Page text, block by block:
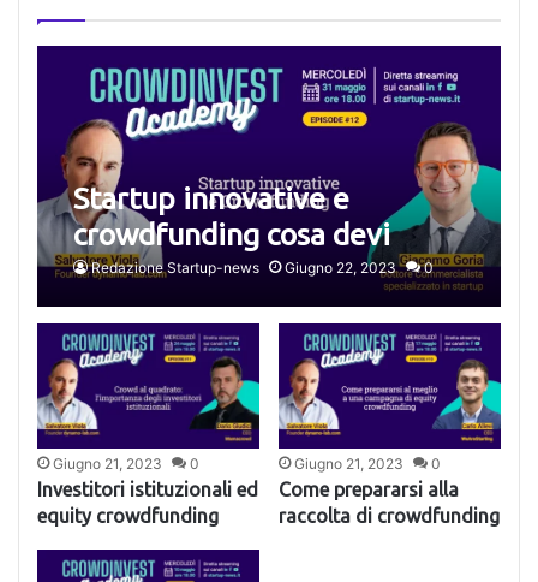
Startup innovative e
crowdfunding cosa devi
sapere
Redazione Startup-news Giugno 22, 2023 0
Giugno 21, 2023 0
Investitori istituzionali ed
equity crowdfunding
Giugno 21, 2023 0
Come prepararsi alla
raccolta di crowdfunding